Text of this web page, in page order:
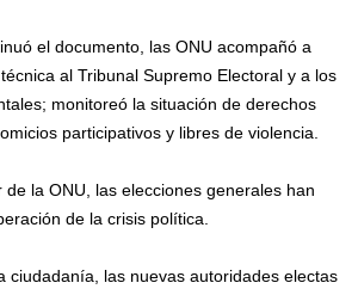
el documento, las ONU acompañó a
al Tribunal Supremo Electoral y a los
monitoreó la situación de derechos
participativos y libres de violencia.
de la ONU, las elecciones generales han
de la crisis política.
ciudadanía, las nuevas autoridades electas